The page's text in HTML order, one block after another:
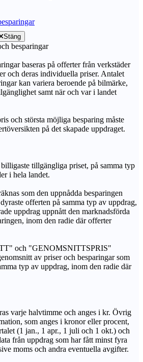
Stäng
besparingar
baseras på offerter från verkstäder
och deras individuella priser. Antalet
kan variera beroende på bilmärke,
samt när och var i landet
och största möjliga besparing måste
på det skapade uppdraget.
tillgängliga priset, på samma typ
i hela landet.
som den uppnådda besparingen
offerten på samma typ av uppdrag,
uppdrag uppnått den marknadsförda
inom den radie där offerter
och "GENOMSNITTSPRIS"
av priser och besparingar som
typ av uppdrag, inom den radie där
varje halvtimme och anges i kr. Övrig
som anges i kronor eller procent,
(1 jan., 1 apr., 1 juli och 1 okt.) och
från uppdrag som har fått minst fyra
moms och andra eventuella avgifter.